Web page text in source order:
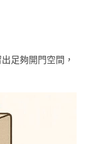
足夠開門空間，